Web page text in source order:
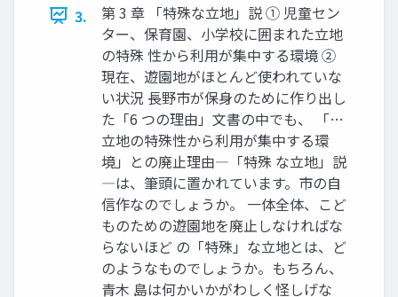
3.
第 3 章 「特殊な立地」説 ① 児童セン
ター、保育園、小学校に囲まれた立地
の特殊 性から利用が集中する環境 ②
現在、遊園地がほとんど使われていな
い状況 長野市が保身のために作り出し
た「6 つの理由」文書の中でも、 「…
立地の特殊性から利用が集中する環
境」との廃止理由―「特殊 な立地」説
―は、筆頭に置かれています。市の自
信作なのでしょうか。 一体全体、こど
ものための遊園地を廃止しなければな
らないほど の「特殊」な立地とは、ど
のようなものでしょうか。もちろん、
青木 島は何かいかがわしく怪しげな